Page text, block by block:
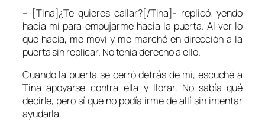
– [Tina]¿Te quieres callar?[/Tina]- replicó, yendo
hacia mí para empujarme hacia la puerta. Al ver lo
que hacía, me moví y me marché en dirección a la
puerta sin replicar. No tenía derecho a ello.
Cuando la puerta se cerró detrás de mí, escuché a
Tina apoyarse contra ella y llorar. No sabía qué
decirle, pero sí que no podía irme de allí sin intentar
ayudarla.